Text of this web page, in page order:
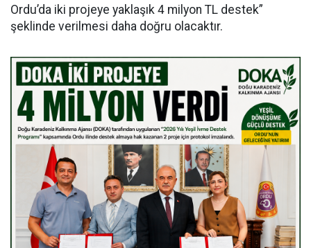
Ordu’da iki projeye yaklaşık 4 milyon TL destek”
şeklinde verilmesi daha doğru olacaktır.